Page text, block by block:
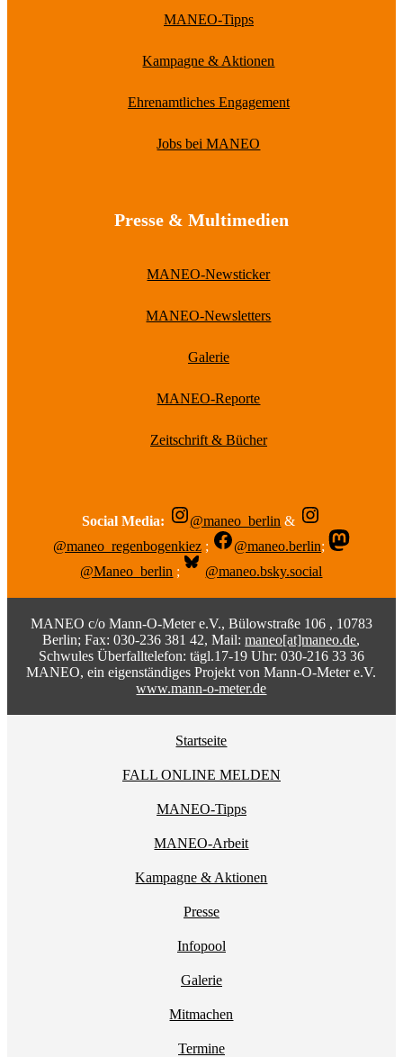
MANEO-Tipps
Kampagne & Aktionen
Ehrenamtliches Engagement
Jobs bei MANEO
Presse & Multimedien
MANEO-Newsticker
MANEO-Newsletters
Galerie
MANEO-Reporte
Zeitschrift & Bücher
Social Media: @maneo_berlin &
@maneo_regenbogenkiez ; @maneo.berlin;
@Maneo_berlin ; @maneo.bsky.social
MANEO c/o Mann-O-Meter e.V., Bülowstraße 106 , 10783
Berlin; Fax: 030-236 381 42, Mail:maneo[at]maneo.de,
Schwules Überfalltelefon: tägl.17-19 Uhr: 030-216 33 36
MANEO, ein eigenständiges Projekt von Mann-O-Meter e.V.
www.mann-o-meter.de
Startseite
FALL ONLINE MELDEN
MANEO-Tipps
MANEO-Arbeit
Kampagne & Aktionen
Presse
Infopool
Galerie
Mitmachen
Termine